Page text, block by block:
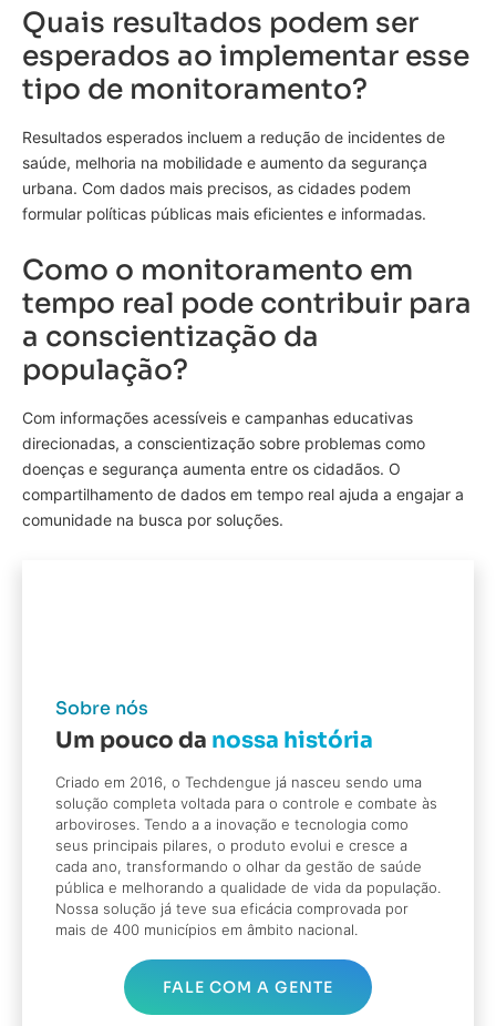
Quais resultados podem ser
esperados ao implementar esse
tipo de monitoramento?
Resultados esperados incluem a redução de incidentes de
saúde, melhoria na mobilidade e aumento da segurança
urbana. Com dados mais precisos, as cidades podem
formular políticas públicas mais eficientes e informadas.
Como o monitoramento em
tempo real pode contribuir para
a conscientização da
população?
Com informações acessíveis e campanhas educativas
direcionadas, a conscientização sobre problemas como
doenças e segurança aumenta entre os cidadãos. O
compartilhamento de dados em tempo real ajuda a engajar a
comunidade na busca por soluções.
Sobre nós
Um pouco da nossa história
Criado em 2016, o Techdengue já nasceu sendo uma
solução completa voltada para o controle e combate às
arboviroses. Tendo a a inovação e tecnologia como
seus principais pilares, o produto evolui e cresce a
cada ano, transformando o olhar da gestão de saúde
pública e melhorando a qualidade de vida da população.
Nossa solução já teve sua eficácia comprovada por
mais de 400 municípios em âmbito nacional.
FALE COM A GENTE